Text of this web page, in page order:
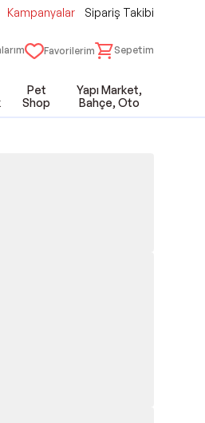
Kampanyalar Sipariş Takibi
Favorilerim Sepetim
Pet
Shop
Yapı Market,
Bahçe, Oto